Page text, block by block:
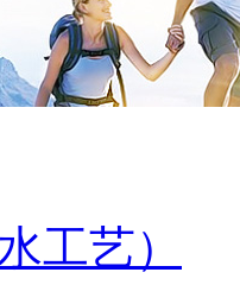
工艺）